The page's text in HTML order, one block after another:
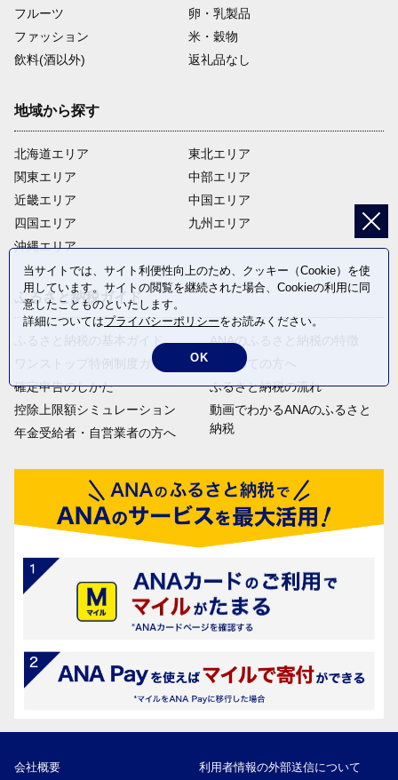
フルーツ
卵・乳製品
ファッション
米・穀物
飲料(酒以外)
返礼品なし
地域から探す
北海道エリア
関東エリア
近畿エリア
四国エリア
沖縄エリア
東北エリア
中部エリア
中国エリア
九州エリア
ふるさと納税ガイド
ふるさと納税の基本ガイド
ワンストップ特例制度ガイド
確定申告のしかた
控除上限額シミュレーション
年金受給者・自営業者の方へ
ANAのふるさと納税の特徴
はじめての方へ
ふるさと納税の流れ
動画でわかるANAのふるさと
納税
会社概要 利用者情報の外部送信について
当サイトでは、サイト利便性向上のため、クッキー（Cookie）を使
用しています。サイトの閲覧を継続された場合、Cookieの利用に同
意したことものといたします。
詳細についてはプライバシーポリシーをお読みください。
OK